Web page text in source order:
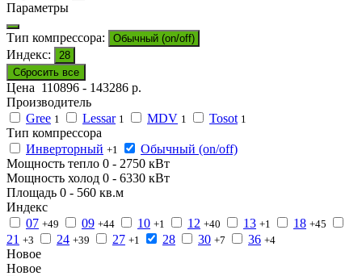
Параметры
Тип компрессора: Обычный (on/off)
Индекс:
28
Сбросить все
Цена 110896 - 143286 р.
Производитель
Gree 1 Lessar 1 MDV 1 Tosot 1
Тип компрессора
Инверторный +1
Обычный (on/off)
Мощность тепло 0 - 2750 кВт
Мощность холод 0 - 6330 кВт
Площадь 0 - 560 кв.м
Индекс
07 +49 09 +44 10 +1 12 +40 13 +1 18 +45
21 +3 24 +39 27 +1 28 30 +7 36 +4
Новое
Новое